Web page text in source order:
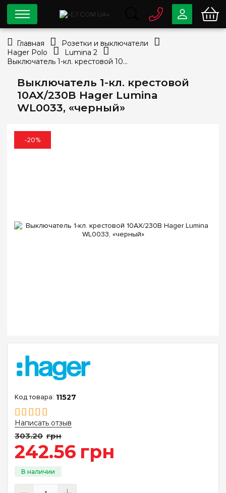
Выключатель 1-кл. крестовой
10АХ/230В Hager Lumina
WL0033, «черный»
-20%
11527
Написать отзыв
303.20 грн
242.56 грн
0 80033-63-07
info@e7.com.ua
Viber Telegram
Главная
Розетки и выключатели
Hager Polo
Lumina 2
Выключатель 1-кл. крестовой 10АХ/230В Hager Lumina WL0033, «черный»